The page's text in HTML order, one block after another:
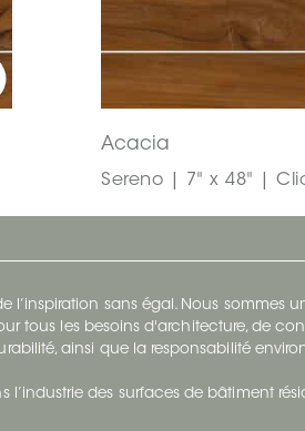
Acacia
Sereno | 7" x 48" |
l’inspiration sans égal. Nous
les besoins d'architecture, de
ainsi que la responsabilité
l’industrie des surfaces de bâtiment